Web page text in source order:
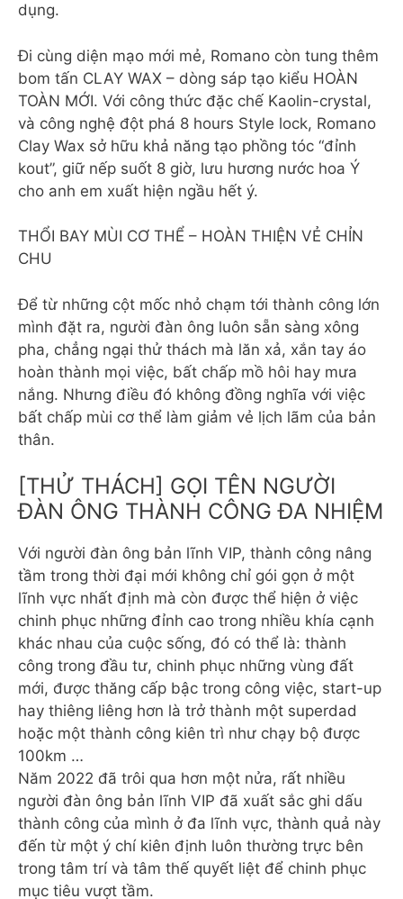
dụng.
Đi cùng diện mạo mới mẻ, Romano còn tung thêm
bom tấn CLAY WAX – dòng sáp tạo kiểu HOÀN
TOÀN MỚI. Với công thức đặc chế Kaolin-crystal,
và công nghệ đột phá 8 hours Style lock, Romano
Clay Wax sở hữu khả năng tạo phồng tóc “đỉnh
kout”, giữ nếp suốt 8 giờ, lưu hương nước hoa Ý
cho anh em xuất hiện ngầu hết ý.
THỔI BAY MÙI CƠ THỂ – HOÀN THIỆN VẺ CHỈN
CHU
Để từ những cột mốc nhỏ chạm tới thành công lớn
mình đặt ra, người đàn ông luôn sẵn sàng xông
pha, chẳng ngại thử thách mà lăn xả, xắn tay áo
hoàn thành mọi việc, bất chấp mồ hôi hay mưa
nắng. Nhưng điều đó không đồng nghĩa với việc
bất chấp mùi cơ thể làm giảm vẻ lịch lãm của bản
thân.
[THỬ THÁCH] GỌI TÊN NGƯỜI
ĐÀN ÔNG THÀNH CÔNG ĐA NHIỆM
Với người đàn ông bản lĩnh VIP, thành công nâng
tầm trong thời đại mới không chỉ gói gọn ở một
lĩnh vực nhất định mà còn được thể hiện ở việc
chinh phục những đỉnh cao trong nhiều khía cạnh
khác nhau của cuộc sống, đó có thể là: thành
công trong đầu tư, chinh phục những vùng đất
mới, được thăng cấp bậc trong công việc, start-up
hay thiêng liêng hơn là trở thành một superdad
hoặc một thành công kiên trì như chạy bộ được
100km …
Năm 2022 đã trôi qua hơn một nửa, rất nhiều
người đàn ông bản lĩnh VIP đã xuất sắc ghi dấu
thành công của mình ở đa lĩnh vực, thành quả này
đến từ một ý chí kiên định luôn thường trực bên
trong tâm trí và tâm thế quyết liệt để chinh phục
mục tiêu vượt tầm.